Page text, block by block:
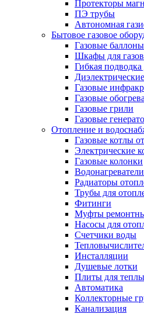
Протекторы
ПЭ трубы
Автономная
Бытовое газовое
Газовые баллоны
Шкафы для
Гибкая подводка
Газовые
Газовые
Газовые грили
Газовые
Отопление и
Газовые котлы
Электрические
Газовые колонки
Радиаторы
Трубы для
Фитинги
Муфты
Насосы для
Счетчики воды
Инсталляции
Душевые лотки
Плиты для
Автоматика
Коллекторные
Канализация